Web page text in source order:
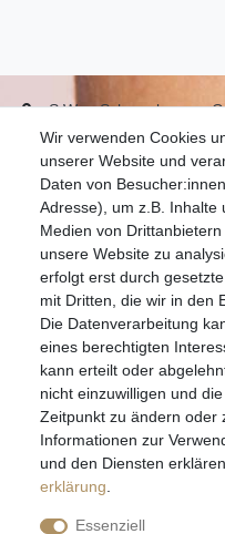
Wir verwenden Cookies
unserer Website und
Daten von
Adresse), um z.B. Inhalte
Medien von
unsere Website zu
erfolgt erst durch
mit Dritten, die wir in den
Die Datenverarbeitung
eines berechtigten
kann erteilt oder
nicht einzuwilligen und
Zeitpunkt zu ändern oder
Informationen zur
und den Diensten
erklärung
Essenziell
S.W.w. Schmuckwaren
07051-9608828
info@schmuckador.de
Montag bis Freitag 8.30
Widerrufs­recht
E-MAIL **
Hiermit bestätige ich, dass ich die